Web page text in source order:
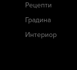
Рецепти
Градина
Интериор